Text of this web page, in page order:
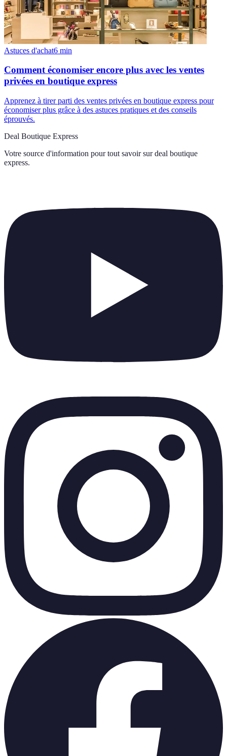
Astuces d'achat6 min
Comment économiser encore plus avec les ventes
privées en boutique express
Apprenez à tirer parti des ventes privées en boutique express pour
économiser plus grâce à des astuces pratiques et des conseils
éprouvés.
Deal Boutique Express
Votre source d'information pour tout savoir sur deal boutique
express.